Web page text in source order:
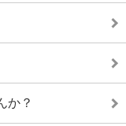
か？